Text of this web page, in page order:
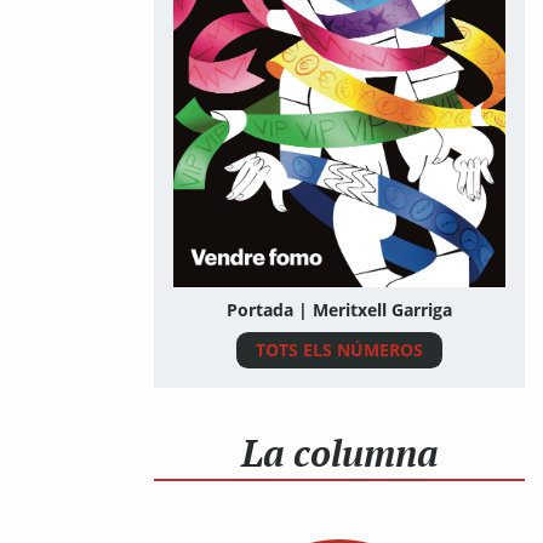
Portada | Meritxell Garriga
TOTS ELS NÚMEROS
La columna